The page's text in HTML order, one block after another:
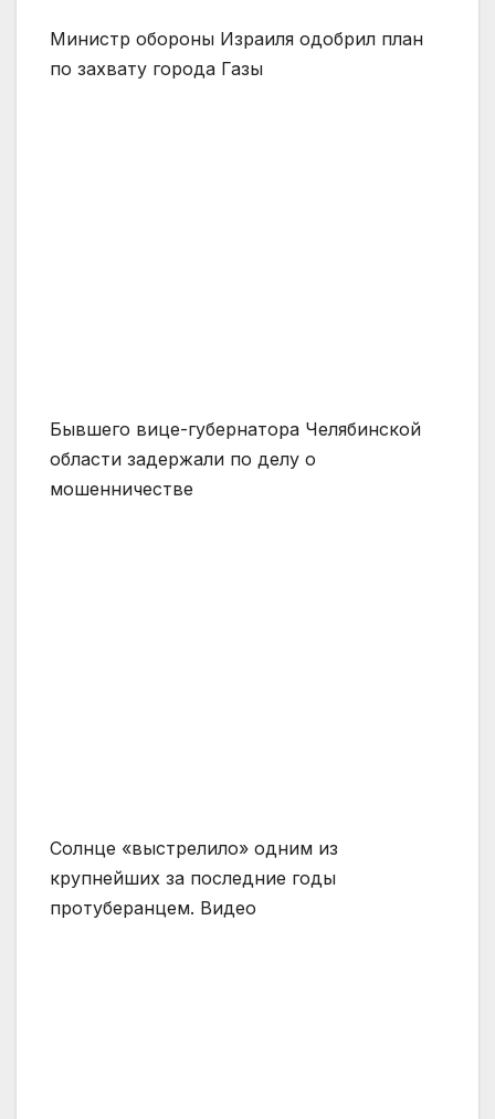
Министр обороны Израиля одобрил план
по захвату города Газы
Бывшего вице-губернатора Челябинской
области задержали по делу о
мошенничестве
Солнце «выстрелило» одним из
крупнейших за последние годы
протуберанцем. Видео